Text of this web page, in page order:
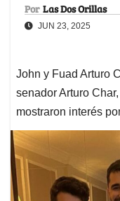
Por Las Dos Orillas
JUN 23, 2025
John y Fuad Arturo
senador Arturo
mostraron interés